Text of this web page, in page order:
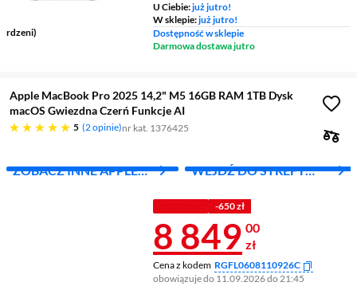
rdzeni)
U Ciebie:już jutro!
W sklepie:już jutro!
Dostępność w sklepie
Darmowa dostawa jutro
Apple MacBook Pro 2025 14,2" M5 16GB RAM 1TB Dysk
macOS Gwiezdna Czerń Funkcje AI
5
pięć gwiazdek 2 opinie nr kat. 1376425
ZOBACZ INNE APPLE
WEJDŹ DO STREFY
-650 zł
Cena 8 849
8 849 00
zł
Cena z kodem RGFL0608110926C
obowiązuje do 11.09.2026 do 21:45